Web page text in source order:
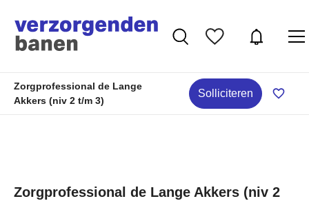
Zorgprofessional de Lange
Akkers (niv 2 t/m 3)
Solliciteren
Zorgprofessional de Lange Akkers (niv 2